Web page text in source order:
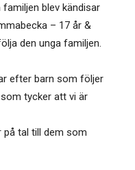
blev kändisar
– 17 år &
den unga familjen.
efter barn som följer
tycker att vi är
på tal till dem som